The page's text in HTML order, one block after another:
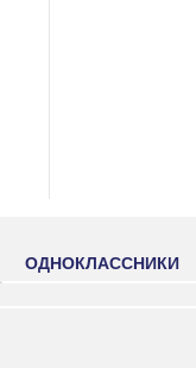
ОДНОКЛАССНИКИ